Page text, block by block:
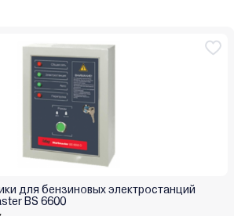
для бензиновых электростанций
BS 6600